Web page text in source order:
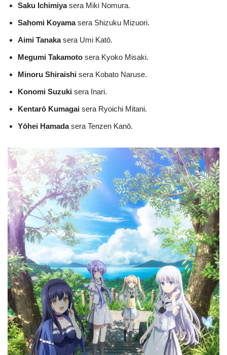
Saku Ichimiyasera Miki Nomura.
Sahomi Koyamasera Shizuku Mizuori.
Aimi Tanakasera Umi Katō.
Megumi Takamoto sera Kyoko Misaki.
Minoru Shiraishi sera Kobato Naruse.
Konomi Suzuki sera Inari.
Kentarō Kumagai sera Ryoichi Mitani.
Yōhei Hamadasera Tenzen Kanō.